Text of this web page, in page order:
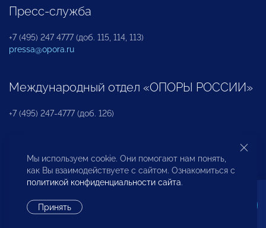
Пресс-служба
+7 (495) 247 4777 (доб. 115, 114, 113)
pressa@opora.ru
Международный отдел «ОПОРЫ РОССИИ»
+7 (495) 247-4777 (доб. 126)
Бюро по защите прав предпринимателей и
инвесторов
Мы используем cookie. Они помогают нам понять,
как Вы взаимодействуете с сайтом. Ознакомиться с
политикой конфиденциальности сайта.
Принять